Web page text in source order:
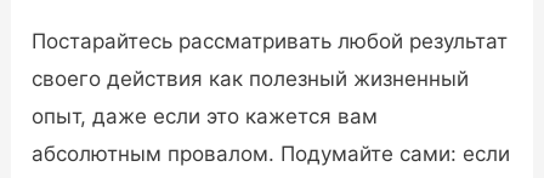
Постарайтесь рассматривать любой результат
своего действия как полезный жизненный
опыт, даже если это кажется вам
абсолютным провалом. Подумайте сами: если